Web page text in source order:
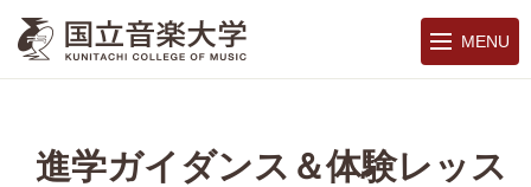
MENU
進学ガイダンス＆体験レッス